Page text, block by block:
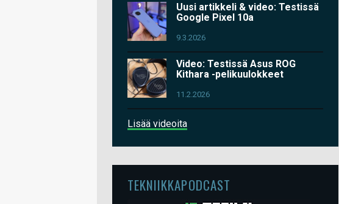
Uusi artikkeli & video: Testissä
Google Pixel 10a
9.3.2026
Video: Testissä Asus ROG
Kithara -pelikuulokkeet
11.2.2026
Lisää videoita
TEKNIIKKAPODCAST